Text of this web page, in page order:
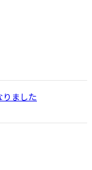
ました